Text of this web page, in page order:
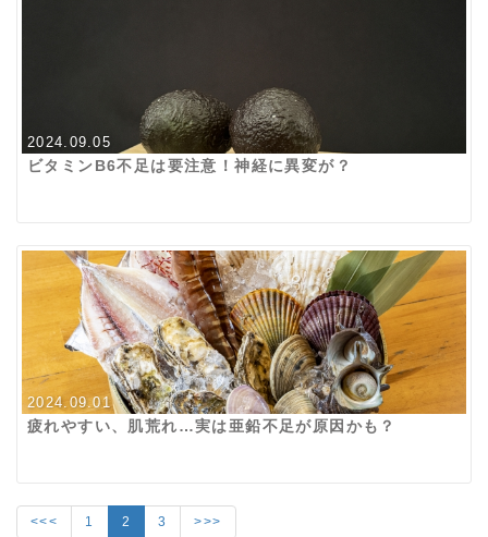
2024.09.05
ビタミンB6不足は要注意！神経に異変が？
2024.09.01
疲れやすい、肌荒れ…実は亜鉛不足が原因かも？
<<< 1 2 3 >>>